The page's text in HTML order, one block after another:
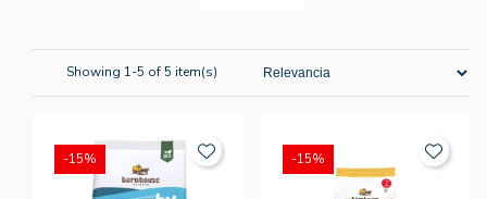
Showing 1-5 of 5 item(s)
-15% -15%